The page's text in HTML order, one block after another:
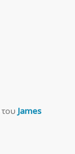
του James